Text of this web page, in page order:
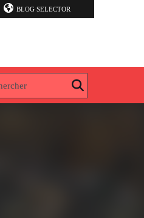
BLOG SELECTOR